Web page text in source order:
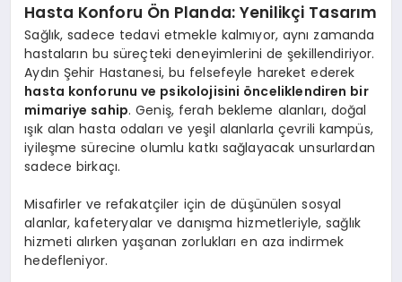
Hasta Konforu Ön Planda: Yenilikçi Tasarım
Sağlık, sadece tedavi etmekle kalmıyor, aynı zamanda
hastaların bu süreçteki deneyimlerini de şekillendiriyor.
Aydın Şehir Hastanesi, bu felsefeyle hareket ederek
hasta konforunu ve psikolojisini önceliklendiren bir
mimariye sahip. Geniş, ferah bekleme alanları, doğal
ışık alan hasta odaları ve yeşil alanlarla çevrili kampüs,
iyileşme sürecine olumlu katkı sağlayacak unsurlardan
sadece birkaçı.
Misafirler ve refakatçiler için de düşünülen sosyal
alanlar, kafeteryalar ve danışma hizmetleriyle, sağlık
hizmeti alırken yaşanan zorlukları en aza indirmek
hedefleniyor.